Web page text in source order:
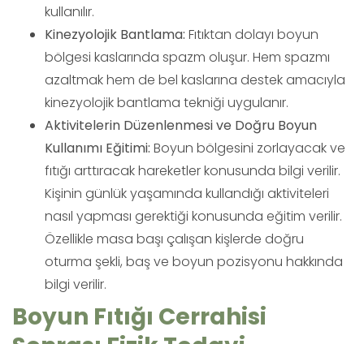
kullanılır.
Kinezyolojik Bantlama: Fıtıktan dolayı boyun
bölgesi kaslarında spazm oluşur. Hem spazmı
azaltmak hem de bel kaslarına destek amacıyla
kinezyolojik bantlama tekniği uygulanır.
Aktivitelerin Düzenlenmesi ve Doğru Boyun
Kullanımı Eğitimi: Boyun bölgesini zorlayacak ve
fıtığı arttıracak hareketler konusunda bilgi verilir.
Kişinin günlük yaşamında kullandığı aktiviteleri
nasıl yapması gerektiği konusunda eğitim verilir.
Özellikle masa başı çalışan kişlerde doğru
oturma şekli, baş ve boyun pozisyonu hakkında
bilgi verilir.
Boyun Fıtığı Cerrahisi